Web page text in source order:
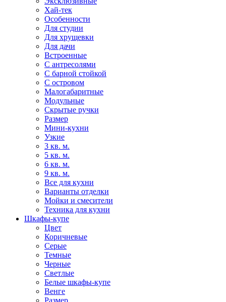
Хай-тек
Особенности
Для студии
Для хрущевки
Для дачи
Встроенные
С антресолями
С барной стойкой
С островом
Малогабаритные
Модульные
Скрытые ручки
Размер
Мини-кухни
Узкие
3 кв. м.
5 кв. м.
6 кв. м.
9 кв. м.
Все для кухни
Варианты отделки
Мойки и смесители
Техника для кухни
Шкафы-купе
Цвет
Коричневые
Серые
Темные
Черные
Светлые
Белые шкафы-купе
Венге
Размер